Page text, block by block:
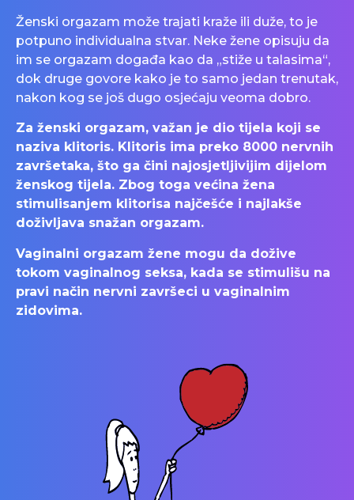
Ženski orgazam može trajati kraže ili duže, to je
potpuno individualna stvar. Neke žene opisuju da
im se orgazam događa kao da „stiže u talasima“,
dok druge govore kako je to samo jedan trenutak,
nakon kog se još dugo osjećaju veoma dobro.
Za ženski orgazam, važan je dio tijela koji se
naziva klitoris. Klitoris ima preko 8000 nervnih
završetaka, što ga čini najosjetljivijim dijelom
ženskog tijela. Zbog toga većina žena
stimulisanjem klitorisa najčešće i najlakše
doživljava snažan orgazam.
Vaginalni orgazam žene mogu da dožive
tokom vaginalnog seksa, kada se stimulišu na
pravi način nervni završeci u vaginalnim
zidovima.